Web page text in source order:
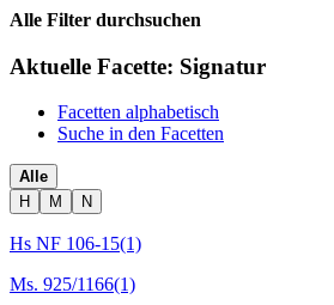
Alle Filter durchsuchen
Aktuelle Facette: Signatur
Facetten alphabetisch
Suche in den Facetten
Alle
H
M N
Hs NF 106-15(1)
Ms. 925/1166(1)